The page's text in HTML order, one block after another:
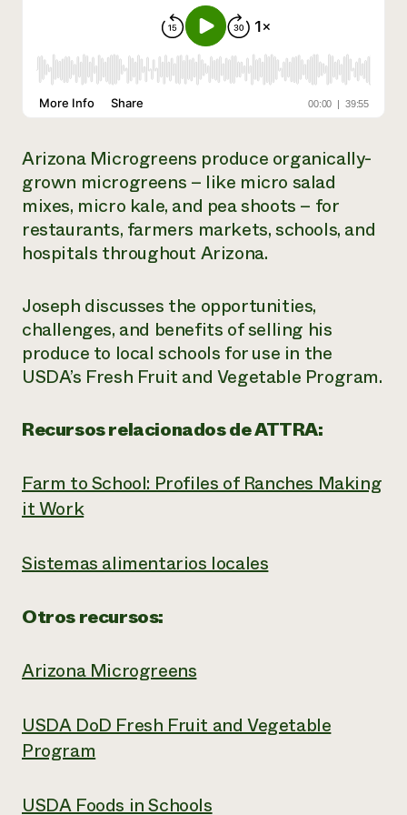
un
Llame a la
1-800-346-
Arizona Microgreens produce organically-
grown microgreens – like micro salad
mixes, micro kale, and pea shoots – for
restaurants, farmers markets, schools, and
hospitals throughout Arizona.
Joseph discusses the opportunities,
challenges, and benefits of selling his
produce to local schools for use in the
USDA’s Fresh Fruit and Vegetable Program.
Recursos relacionados de ATTRA:
Farm to School: Profiles of Ranches Making
it Work
Sistemas alimentarios locales
Otros recursos:
Arizona Microgreens
USDA DoD Fresh Fruit and Vegetable
Program
USDA Foods in Schools